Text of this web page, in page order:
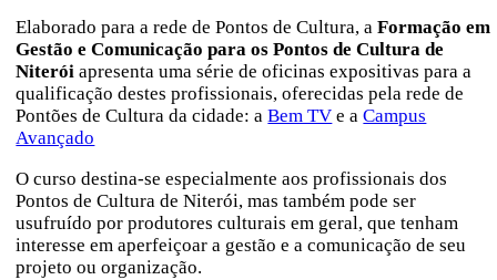
Elaborado para a rede de Pontos de Cultura, aFormação em
Gestão e Comunicação para os Pontos de Cultura de
Niteróiapresenta uma série de oficinas expositivas para a
qualificação destes profissionais, oferecidas pela rede de
Pontões de Cultura da cidade: aBem TV e aCampus
Avançado
O curso destina-se especialmente aos profissionais dos
Pontos de Cultura de Niterói, mas também pode ser
usufruído por produtores culturais em geral, que tenham
interesse em aperfeiçoar a gestão e a comunicação de seu
projeto ou organização.